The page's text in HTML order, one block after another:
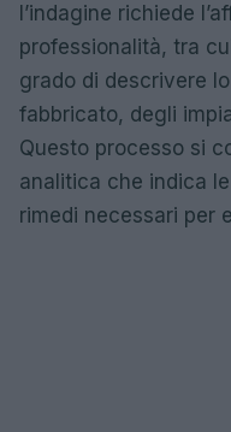
l’indagine richiede
professionalità, tra
grado di descrivere
fabbricato, degli
Questo processo si
analitica che indica le
rimedi necessari per